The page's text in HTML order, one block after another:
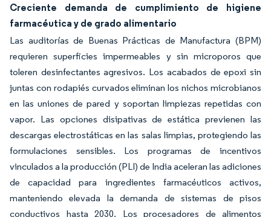
Creciente demanda de cumplimiento de higiene
farmacéutica y de grado alimentario
Las auditorías de Buenas Prácticas de Manufactura (BPM)
requieren superficies impermeables y sin microporos que
toleren desinfectantes agresivos. Los acabados de epoxi sin
juntas con rodapiés curvados eliminan los nichos microbianos
en las uniones de pared y soportan limpiezas repetidas con
vapor. Las opciones disipativas de estática previenen las
descargas electrostáticas en las salas limpias, protegiendo las
formulaciones sensibles. Los programas de incentivos
vinculados a la producción (PLI) de India aceleran las adiciones
de capacidad para ingredientes farmacéuticos activos,
manteniendo elevada la demanda de sistemas de pisos
conductivos hasta 2030. Los procesadores de alimentos